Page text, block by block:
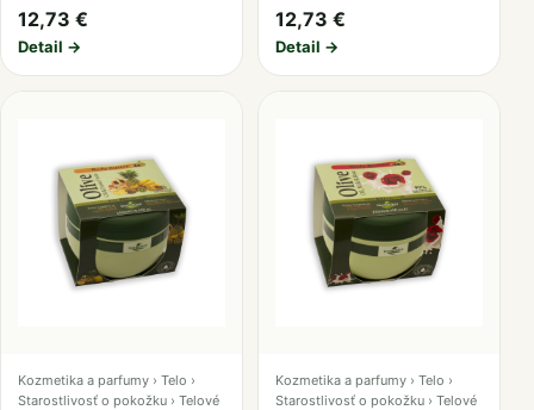
12,73 €
Detail →
12,73 €
Detail →
Kozmetika a parfumy › Telo ›
Starostlivosť o pokožku › Telové
Kozmetika a parfumy › Telo ›
Starostlivosť o pokožku › Telové